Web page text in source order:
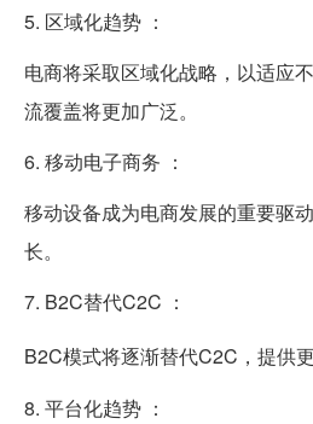
5. 区域化趋势 ：
电商将采取区域化战略，以适应
流覆盖将更加广泛。
6. 移动电子商务 ：
移动设备成为电商发展的重要驱
长。
7. B2C替代C2C ：
B2C模式将逐渐替代C2C，提供
8. 平台化趋势 ：